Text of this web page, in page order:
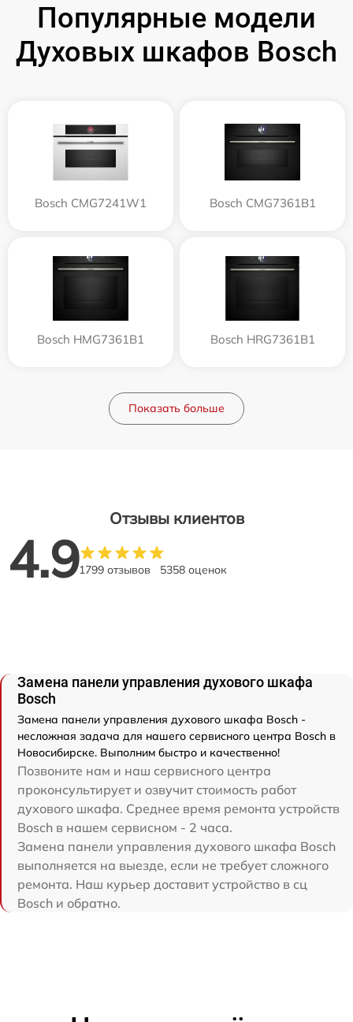
Популярные модели
Духовых шкафов Bosch
Bosch CMG7241W1 Bosch CMG7361B1
Bosch HMG7361B1 Bosch HRG7361B1
Показать больше
Отзывы клиентов
4.91799 отзывов 5358 оценок
Замена панели управления духового шкафа
Bosch
Замена панели управления духового шкафа Bosch -
несложная задача для нашего сервисного центра Bosch в
Новосибирске. Выполним быстро и качественно!
Позвоните нам и наш сервисного центра
проконсультирует и озвучит стоимость работ
духового шкафа. Среднее время ремонта устройств
Bosch в нашем сервисном - 2 часа.
Замена панели управления духового шкафа Bosch
выполняется на выезде, если не требует сложного
ремонта. Наш курьер доставит устройство в сц
Bosch и обратно.